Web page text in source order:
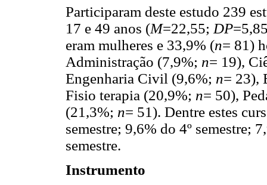
Participaram deste estudo 239
17 e 49 anos (M=22,55; DP
eram mulheres e 33,9% (n= 81)
Administração (7,9%; n= 19),
Engenharia Civil (9,6%; n= 23),
Fisio terapia (20,9%; n= 50),
(21,3%; n= 51). Dentre estes
semestre; 9,6% do 4º semestre;
semestre.
Instrumento